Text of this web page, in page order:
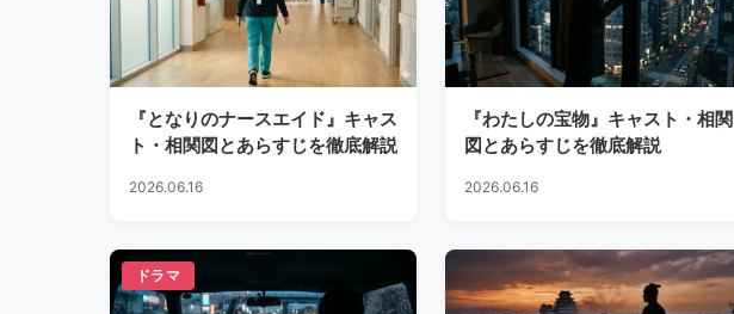
『となりのナースエイド』キャス
ト・相関図とあらすじを徹底解説
2026.06.16
『わたしの宝物』キャスト・相関
図とあらすじを徹底解説
2026.06.16
ドラマ